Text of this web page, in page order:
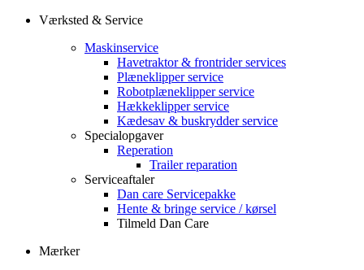
Værksted & Service
Maskinservice
Havetraktor & frontrider services
Plæneklipper service
Robotplæneklipper service
Hækkeklipper service
Kædesav & buskrydder service
Specialopgaver
Reperation
Trailer reparation
Serviceaftaler
Dan care Servicepakke
Hente & bringe service / kørsel
Tilmeld Dan Care
Mærker